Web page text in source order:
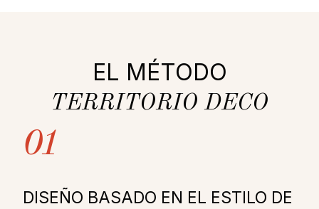
EL MÉTODO
TERRITORIO DECO
01
DISEÑO BASADO EN EL ESTILO DE